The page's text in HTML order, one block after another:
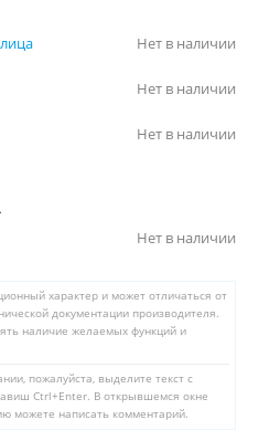
Нет в наличии
Нет в наличии
Нет в наличии
Нет в наличии
характер и может отличаться от
документации производителя.
наличие желаемых функций и
пожалуйста, выделите текст с
Ctrl+Enter. В открывшемся окне
можете написать комментарий.